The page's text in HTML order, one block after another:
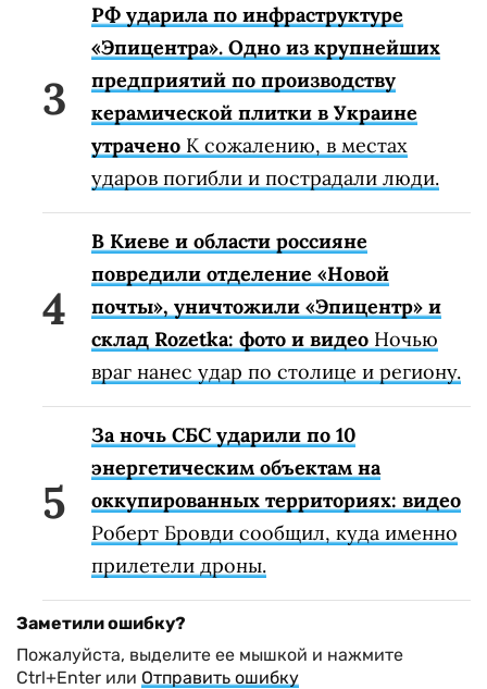
РФ ударила по инфраструктуре
«Эпицентра». Одно из крупнейших
предприятий по производству
керамической плитки в Украине
утрачено К сожалению, в местах
ударов погибли и пострадали люди.
В Киеве и области россияне
повредили отделение «Новой
почты», уничтожили «Эпицентр» и
склад Rozetka: фото и видео Ночью
враг нанес удар по столице и региону.
За ночь СБС ударили по 10
энергетическим объектам на
оккупированных территориях: видео
Роберт Бровди сообщил, куда именно
прилетели дроны.
Заметили ошибку?
Пожалуйста, выделите ее мышкой и нажмите
Ctrl+Enter или Отправить ошибку